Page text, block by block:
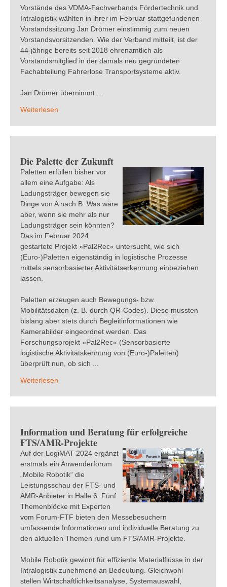
Vorstände des VDMA-Fachverbands Fördertechnik und
Intralogistik wählten in ihrer im Februar stattgefundenen
Vorstandssitzung Jan Drömer einstimmig zum neuen
Vorstandsvorsitzenden. Wie der Verband mitteilt, ist der
44-jährige bereits seit 2018 ehrenamtlich als
Vorstandsmitglied in der damals neu gegründeten
Fachabteilung Fahrerlose Transportsysteme aktiv.
Jan Drömer übernimmt ...
Weiterlesen
Die Palette der Zukunft
Paletten erfüllen bisher vor
allem eine Aufgabe: Als
Ladungsträger bewegen sie
Dinge von A nach B. Was wäre
aber, wenn sie mehr als nur
Ladungsträger sein könnten?
Das im Februar 2024
gestartete Projekt »Pal2Rec« untersucht, wie sich
(Euro-)Paletten eigenständig in logistische Prozesse
mittels sensorbasierter Aktivitätserkennung einbeziehen
lassen.
Paletten erzeugen auch Bewegungs- bzw.
Mobilitätsdaten (z. B. durch QR-Codes). Diese mussten
bislang aber stets durch Begleitinformationen wie
Kamerabilder eingeordnet werden. Das
Forschungsprojekt »Pal2Rec« (Sensorbasierte
logistische Aktivitätskennung von (Euro-)Paletten)
überprüft nun, ob sich ...
Weiterlesen
Information und Beratung für erfolgreiche
FTS/AMR-Projekte
Auf der LogiMAT 2024 ergänzt
erstmals ein Anwenderforum
„Mobile Robotik“ die
Leistungsschau der FTS- und
AMR-Anbieter in Halle 6. Fünf
Themenblöcke mit Experten
vom Forum-FTF bieten den Messebesuchern
umfassende Informationen und individuelle Beratung zu
den aktuellen Themen rund um FTS/AMR-Projekte.
Mobile Robotik gewinnt für effiziente Materialflüsse in der
Intralogistik zunehmend an Bedeutung. Gleichwohl
stellen Wirtschaftlichkeitsanalyse, Systemauswahl,